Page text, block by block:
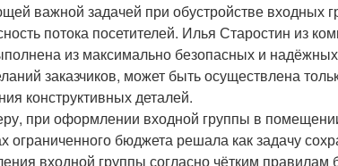
важной задачей при обустройстве входных
потока посетителей. Илья Старостин из
из максимально безопасных и
заказчиков, может быть осуществлена
конструктивных деталей.
при оформлении входной группы в
ограниченного бюджета решала как задачу
входной группы согласно чётким правилам